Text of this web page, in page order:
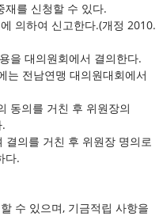
재를 신청할 수 있다.
의하여 신고한다.(개정 2010.
을 대의원회에서 결의한다.
는 전남연맹 대의원대회에서
동의를 거친 후 위원장의
결의를 거친 후 위원장 명의로
다.
수 있으며, 기금적립 사항을